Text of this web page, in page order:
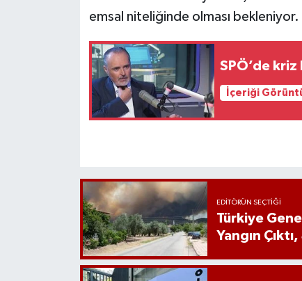
emsal niteliğinde olması bekleniyor.
SPÖ’de kriz
İçeriği
EDITÖRÜN SEÇTIĞI
Türkiye
Yangın